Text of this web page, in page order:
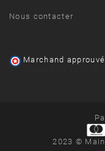
Nous contacter
Marchand
2023 ©